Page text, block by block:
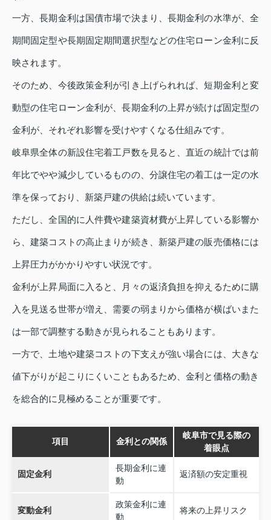
一方、長期金利は国債市場で決まり、長期金利の水準が、全
期間固定型や長期固定期間選択型などの住宅ローン金利に反
映されます。
そのため、今後政策金利が引き上げられれば、短期金利と変
動型の住宅ローン金利が、長期金利の上昇が続けば固定型の
金利が、それぞれ影響を受けやすくなる仕組みです。
岐阜県全体の新設住宅着工戸数を見ると、直近の統計では前
年比でやや減少しているものの、分譲住宅の着工は一定の水
準を保っており、新築戸建の供給は続いています。
ただし、全国的に人件費や建築資材費が上昇している影響か
ら、建築コストの高止まりが続き、新築戸建の販売価格には
上昇圧力がかかりやすい状況です。
金利が上昇局面に入ると、月々の返済負担を抑えるために購
入を見送る世帯が増え、需要の弱まりから価格が横ばいまた
は一部で調整する動きが見られることもあります。
一方で、土地や建築コストの下支えが強い場合には、大きな
値下がりが起こりにくいこともあるため、金利と価格の動き
を総合的に見極めることが重要です。
項目 金利との関係
岐阜市で見る際の
着眼点
固定金利
長期金利に連
動
返済額の安定重視
変動金利
政策金利に連
動
将来の上昇リスク